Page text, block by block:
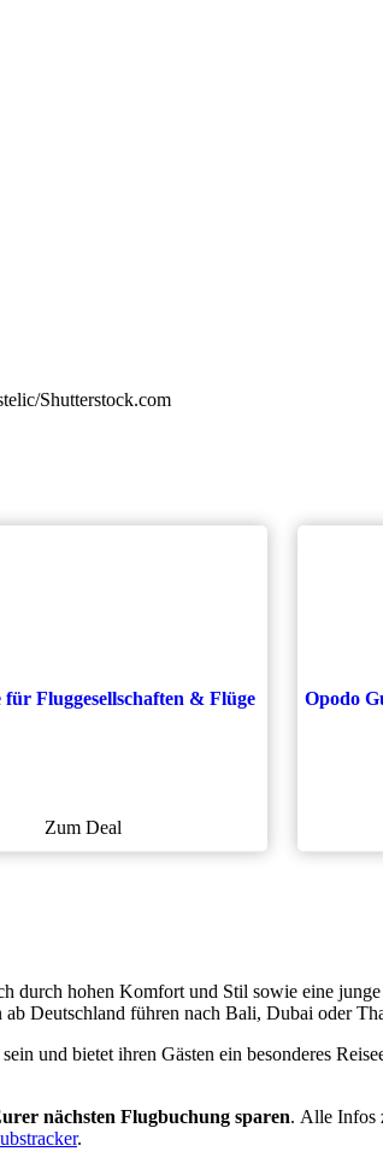
Shutterstock.com
für Fluggesellschaften & Flüge
Zum Deal
Opodo
durch hohen Komfort und Stil sowie eine
Deutschland führen nach Bali, Dubai oder
und bietet ihren Gästen ein besonderes
nächsten Flugbuchung sparen. Alle Infos
.